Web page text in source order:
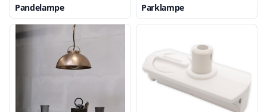
Pandelampe Parklampe